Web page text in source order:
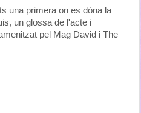
una primera on es dóna la
un glossa de l'acte i
pel Mag David i The